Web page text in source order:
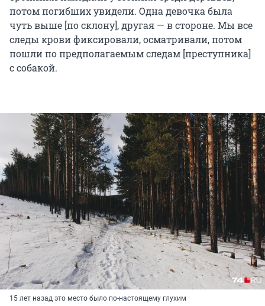
потом погибших увидели. Одна девочка была
чуть выше [по склону], другая — в стороне. Мы все
следы крови фиксировали, осматривали, потом
пошли по предполагаемым следам [преступника]
с собакой.
15 лет назад это место было по-настоящему глухим